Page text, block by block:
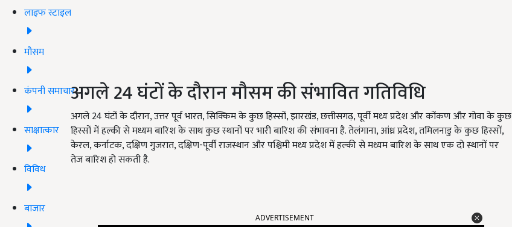
लाइफ स्टाइल
मौसम
कंपनी समाचार
साक्षात्कार
विविध
बाजार
अगले 24 घंटों के दौरान मौसम की संभावित गतिविधि
अगले 24 घंटों के दौरान, उत्तर पूर्व भारत, सिक्किम के कुछ हिस्सों, झारखंड, छत्तीसगढ़, पूर्वी मध्य प्रदेश और कोंकण और गोवा के कुछ
हिस्सों में हल्की से मध्यम बारिश के साथ कुछ स्थानों पर भारी बारिश की संभावना है. तेलंगाना, आंध्र प्रदेश, तमिलनाडु के कुछ हिस्सों,
केरल, कर्नाटक, दक्षिण गुजरात, दक्षिण-पूर्वी राजस्थान और पश्चिमी मध्य प्रदेश में हल्की से मध्यम बारिश के साथ एक दो स्थानों पर
तेज बारिश हो सकती है.